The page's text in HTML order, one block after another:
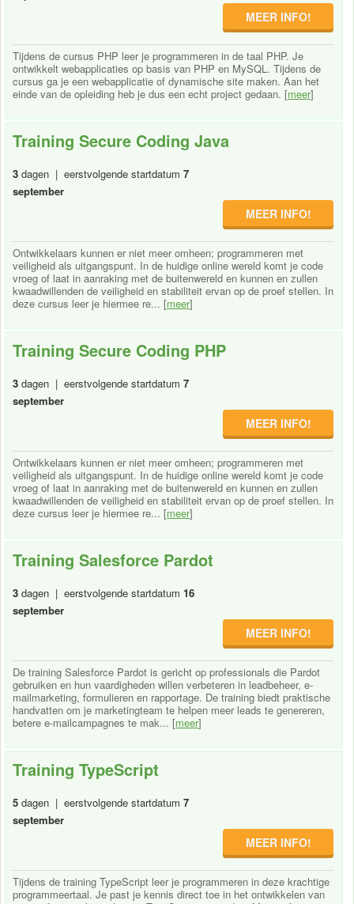
MEER INFO!
Tijdens de cursus PHP leer je programmeren in de taal PHP. Je
ontwikkelt webapplicaties op basis van PHP en MySQL. Tijdens de
cursus ga je een webapplicatie of dynamische site maken. Aan het
einde van de opleiding heb je dus een echt project gedaan. [meer]
Training Secure Coding Java
3 dagen | eerstvolgende startdatum 7
september
MEER INFO!
Ontwikkelaars kunnen er niet meer omheen; programmeren met
veiligheid als uitgangspunt. In de huidige online wereld komt je code
vroeg of laat in aanraking met de buitenwereld en kunnen en zullen
kwaadwillenden de veiligheid en stabiliteit ervan op de proef stellen. In
deze cursus leer je hiermee re... [meer]
Training Secure Coding PHP
3 dagen | eerstvolgende startdatum 7
september
MEER INFO!
Ontwikkelaars kunnen er niet meer omheen; programmeren met
veiligheid als uitgangspunt. In de huidige online wereld komt je code
vroeg of laat in aanraking met de buitenwereld en kunnen en zullen
kwaadwillenden de veiligheid en stabiliteit ervan op de proef stellen. In
deze cursus leer je hiermee re... [meer]
Training Salesforce Pardot
3 dagen | eerstvolgende startdatum 16
september
MEER INFO!
De training Salesforce Pardot is gericht op professionals die Pardot
gebruiken en hun vaardigheden willen verbeteren in leadbeheer, e-
mailmarketing, formulieren en rapportage. De training biedt praktische
handvatten om je marketingteam te helpen meer leads te genereren,
betere e-mailcampagnes te mak... [meer]
Training TypeScript
5 dagen | eerstvolgende startdatum 7
september
MEER INFO!
Tijdens de training TypeScript leer je programmeren in deze krachtige
programmeertaal. Je past je kennis direct toe in het ontwikkelen van